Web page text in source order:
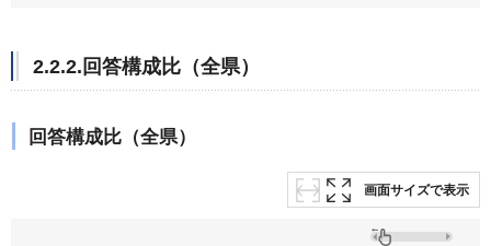
2.2.2.回答構成比（全県）
回答構成比（全県）
画面サイズで表示